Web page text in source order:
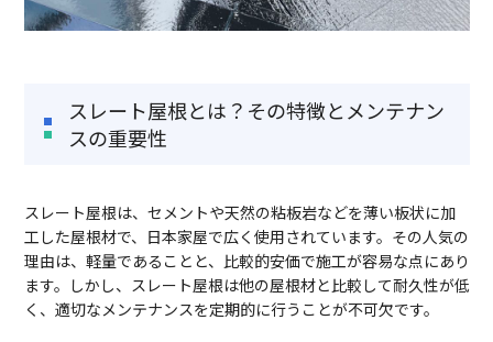
スレート屋根とは？その特徴とメンテナン
スの重要性
スレート屋根は、セメントや天然の粘板岩などを薄い板状に加
工した屋根材で、日本家屋で広く使用されています。その人気の
理由は、軽量であることと、比較的安価で施工が容易な点にあり
ます。しかし、スレート屋根は他の屋根材と比較して耐久性が低
く、適切なメンテナンスを定期的に行うことが不可欠です。